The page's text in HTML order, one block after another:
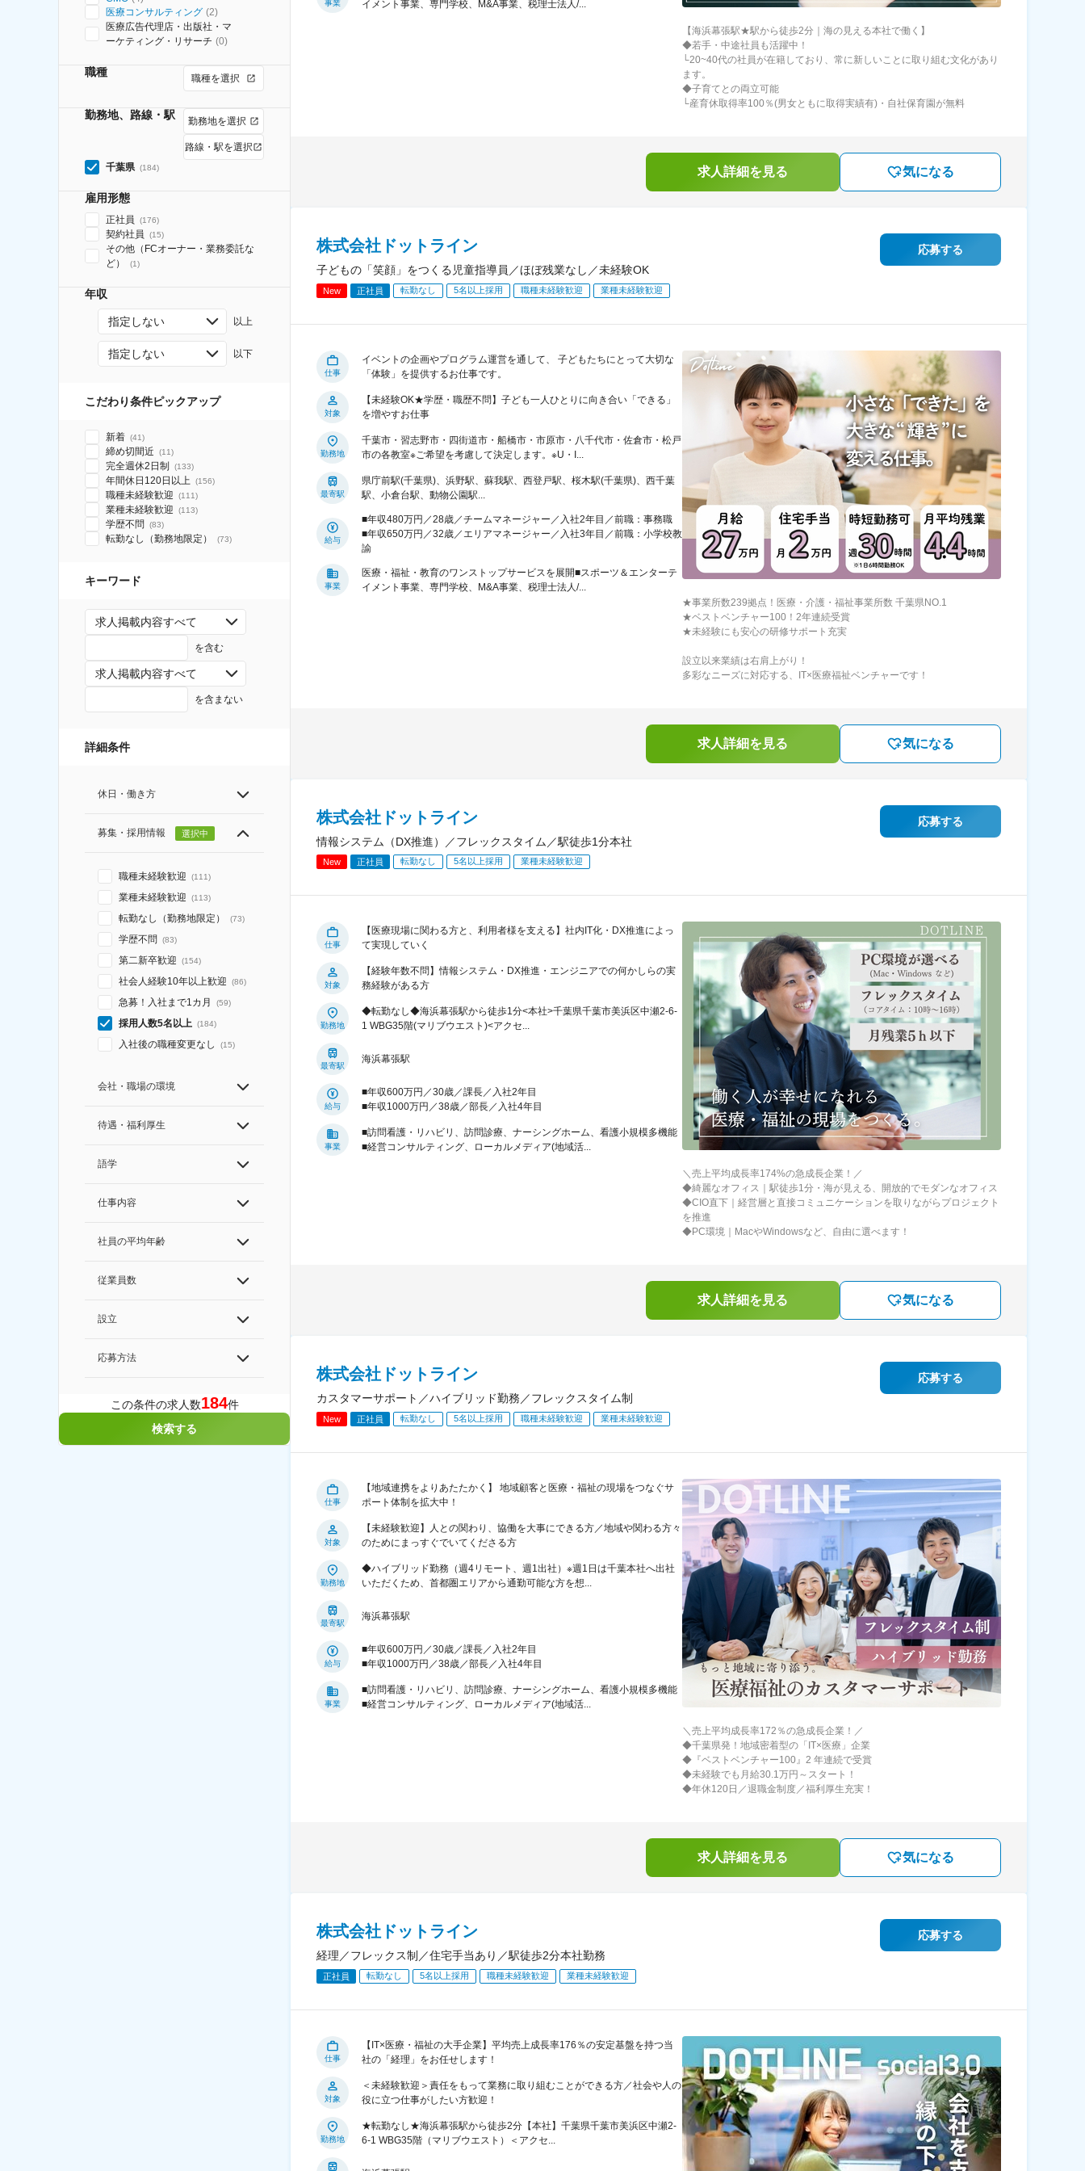
医療コンサルティング (2)
医療広告代理店・出版社・マ
ーケティング・リサーチ (0)
職種 職種を選択
勤務地、路線・駅 勤務地を選択
路線・駅を選択
千葉県 (184)
雇用形態
正社員 (176)
契約社員 (15)
その他（FCオーナー・業務委託な
ど）
(1)
年収
指定しない 以上
指定しない 以下
こだわり条件ピックアップ
新着 (41)
締め切間近 (11)
完全週休2日制 (133)
年間休日120日以上 (156)
職種未経験歓迎 (111)
業種未経験歓迎 (113)
学歴不問 (83)
転勤なし（勤務地限定） (73)
キーワード
求人掲載内容すべて
を含む
求人掲載内容すべて
を含まない
詳細条件
休日・働き方
募集・採用情報 選択中
職種未経験歓迎 (111)
業種未経験歓迎 (113)
転勤なし（勤務地限定） (73)
学歴不問 (83)
第二新卒歓迎 (154)
社会人経験10年以上歓迎 (86)
急募！入社まで1カ月 (59)
採用人数5名以上 (184)
入社後の職種変更なし (15)
会社・職場の環境
待遇・福利厚生
語学
仕事内容
社員の平均年齢
従業員数
設立
応募方法
この条件の求人数184件
検索する
事業 イメント事業、専門学校、M&A事業、税理士法人/...
【海浜幕張駅★駅から徒歩2分｜海の見える本社で働く】
◆若手・中途社員も活躍中！
└20~40代の社員が在籍しており、常に新しいことに取り組む文化があり
ます。
◆子育てとの両立可能
└産育休取得率100％(男女ともに取得実績有)・自社保育園が無料
求人詳細を見る 気になる
株式会社ドットライン
子どもの「笑顔」をつくる児童指導員／ほぼ残業なし／未経験OK
New 正社員 転勤なし 5名以上採用 職種未経験歓迎 業種未経験歓迎
応募する
仕事
イベントの企画やプログラム運営を通して、 子どもたちにとって大切な
「体験」を提供するお仕事です。
対象
【未経験OK★学歴・職歴不問】子ども一人ひとりに向き合い「できる」
を増やすお仕事
勤務地
千葉市・習志野市・四街道市・船橋市・市原市・八千代市・佐倉市・松戸
市の各教室※ご希望を考慮して決定します。※U・I...
最寄駅
県庁前駅(千葉県)、浜野駅、蘇我駅、西登戸駅、桜木駅(千葉県)、西千葉
駅、小倉台駅、動物公園駅...
給与
■年収480万円／28歳／チームマネージャー／入社2年目／前職：事務職
■年収650万円／32歳／エリアマネージャー／入社3年目／前職：小学校教
諭
事業
医療・福祉・教育のワンストップサービスを展開■スポーツ＆エンターテ
イメント事業、専門学校、M&A事業、税理士法人/...
★事業所数239拠点！医療・介護・福祉事業所数 千葉県NO.1
★ベストベンチャー100！2年連続受賞
★未経験にも安心の研修サポート充実
設立以来業績は右肩上がり！
多彩なニーズに対応する、IT×医療福祉ベンチャーです！
求人詳細を見る 気になる
株式会社ドットライン
情報システム（DX推進）／フレックスタイム／駅徒歩1分本社
New 正社員 転勤なし 5名以上採用 業種未経験歓迎
応募する
仕事
【医療現場に関わる方と、利用者様を支える】社内IT化・DX推進によっ
て実現していく
対象
【経験年数不問】情報システム・DX推進・エンジニアでの何かしらの実
務経験がある方
勤務地
◆転勤なし◆海浜幕張駅から徒歩1分<本社>千葉県千葉市美浜区中瀬2-6-
1 WBG35階(マリブウエスト)<アクセ...
最寄駅
海浜幕張駅
給与
■年収600万円／30歳／課長／入社2年目
■年収1000万円／38歳／部長／入社4年目
事業
■訪問看護・リハビリ、訪問診療、ナーシングホーム、看護小規模多機能
■経営コンサルティング、ローカルメディア(地域活...
＼売上平均成長率174%の急成長企業！／
◆綺麗なオフィス｜駅徒歩1分・海が見える、開放的でモダンなオフィス
◆CIO直下｜経営層と直接コミュニケーションを取りながらプロジェクト
を推進
◆PC環境｜MacやWindowsなど、自由に選べます！
求人詳細を見る 気になる
株式会社ドットライン
カスタマーサポート／ハイブリッド勤務／フレックスタイム制
New 正社員 転勤なし 5名以上採用 職種未経験歓迎 業種未経験歓迎
応募する
仕事
【地域連携をよりあたたかく】 地域顧客と医療・福祉の現場をつなぐサ
ポート体制を拡大中！
対象
【未経験歓迎】人との関わり、協働を大事にできる方／地域や関わる方々
のためにまっすぐでいてくださる方
勤務地
◆ハイブリッド勤務（週4リモート、週1出社）※週1日は千葉本社へ出社
いただくため、首都圏エリアから通勤可能な方を想...
最寄駅
海浜幕張駅
給与
■年収600万円／30歳／課長／入社2年目
■年収1000万円／38歳／部長／入社4年目
事業
■訪問看護・リハビリ、訪問診療、ナーシングホーム、看護小規模多機能
■経営コンサルティング、ローカルメディア(地域活...
＼売上平均成長率172％の急成長企業！／
◆千葉県発！地域密着型の「IT×医療」企業
◆『ベストベンチャー100』2 年連続で受賞
◆未経験でも月給30.1万円～スタート！
◆年休120日／退職金制度／福利厚生充実！
求人詳細を見る 気になる
株式会社ドットライン
経理／フレックス制／住宅手当あり／駅徒歩2分本社勤務
正社員 転勤なし 5名以上採用 職種未経験歓迎 業種未経験歓迎
応募する
仕事
【IT×医療・福祉の大手企業】平均売上成長率176％の安定基盤を持つ当
社の「経理」をお任せします！
対象
＜未経験歓迎＞責任をもって業務に取り組むことができる方／社会や人の
役に立つ仕事がしたい方歓迎！
勤務地
★転勤なし★海浜幕張駅から徒歩2分【本社】千葉県千葉市美浜区中瀬2-
6-1 WBG35階（マリブウエスト）＜アクセ...